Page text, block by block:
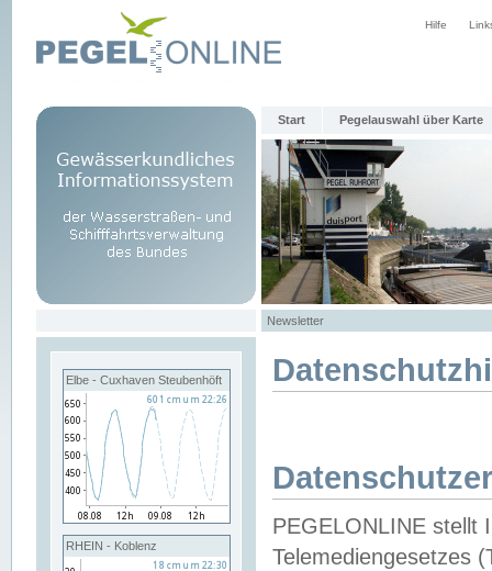
Hilfe
Start Pegelauswahl über Karte
Newsletter
Elbe - Cuxhaven Steubenhöft
RHEIN - Koblenz
PEGELONLINE stellt
Telemediengesetzes